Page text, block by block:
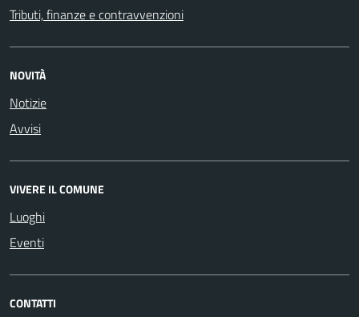
Tributi, finanze e contravvenzioni
NOVITÀ
Notizie
Avvisi
VIVERE IL COMUNE
Luoghi
Eventi
CONTATTI